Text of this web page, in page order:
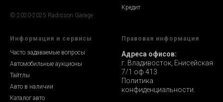
© 2020-2025 Radisson Garage
Кредит
Информация и сервисы
Часто задаваемые вопросы
Автомобильные аукционы
Тайтлы
Авто в наличии
Каталог авто
Правовая информация
Адреса офисов:
г. Владивосток, Енисейская
7/1 оф 413
Политика
конфиденциальности.